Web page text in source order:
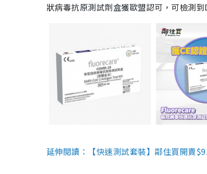
狀病毒抗原測試劑盒獲歐盟認可，可檢測
延伸閱讀：【快速測試套裝】鄰住買開賣